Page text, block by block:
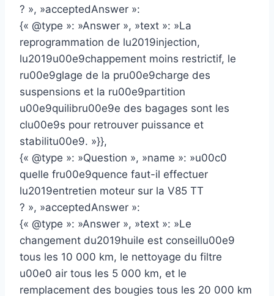
? », »acceptedAnswer »:
{« @type »: »Answer », »text »: »La
reprogrammation de lu2019injection,
lu2019u00e9chappement moins restrictif, le
ru00e9glage de la pru00e9charge des
suspensions et la ru00e9partition
u00e9quilibru00e9e des bagages sont les
clu00e9s pour retrouver puissance et
stabilitu00e9. »}},
{« @type »: »Question », »name »: »u00c0
quelle fru00e9quence faut-il effectuer
lu2019entretien moteur sur la V85 TT
? », »acceptedAnswer »:
{« @type »: »Answer », »text »: »Le
changement du2019huile est conseillu00e9
tous les 10 000 km, le nettoyage du filtre
u00e0 air tous les 5 000 km, et le
remplacement des bougies tous les 20 000 km